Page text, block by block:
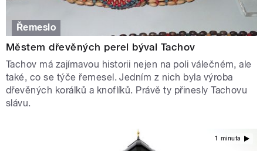
Řemeslo
Městem dřevěných perel býval Tachov
Tachov má zajímavou historii nejen na poli válečném, ale
také, co se týče řemesel. Jedním z nich byla výroba
dřevěných korálků a knoflíků. Právě ty přinesly Tachovu
slávu.
1 minuta